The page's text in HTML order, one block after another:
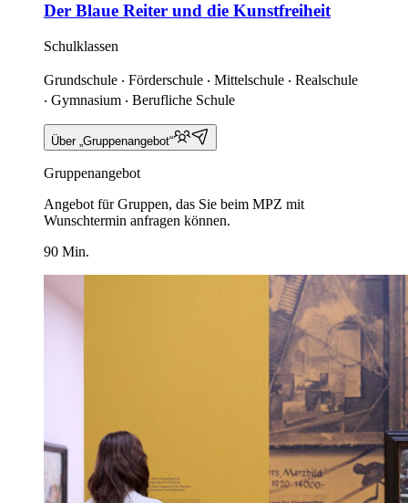
Der Blaue Reiter und die Kunstfreiheit
Schulklassen
Grundschule ‧ Förderschule ‧ Mittelschule ‧ Realschule
‧ Gymnasium ‧ Berufliche Schule
Über „Gruppenangebot“
Gruppenangebot
Angebot für Gruppen, das Sie beim MPZ mit
Wunschtermin anfragen können.
90 Min.